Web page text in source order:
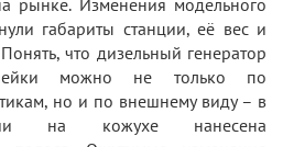
рынке. Изменения модельного
габариты станции, её вес и
что дизельный генератор
можно не только по
но и по внешнему виду – в
на кожухе нанесена